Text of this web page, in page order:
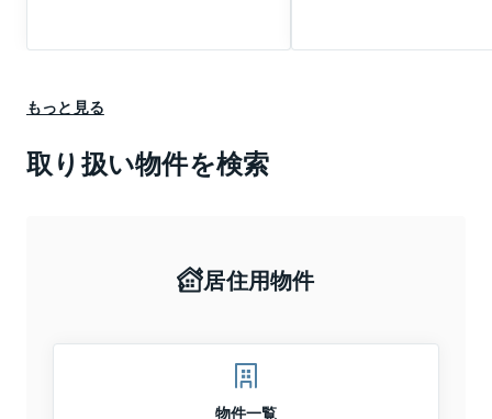
もっと見る
取り扱い物件を検索
居住用物件
物件一覧